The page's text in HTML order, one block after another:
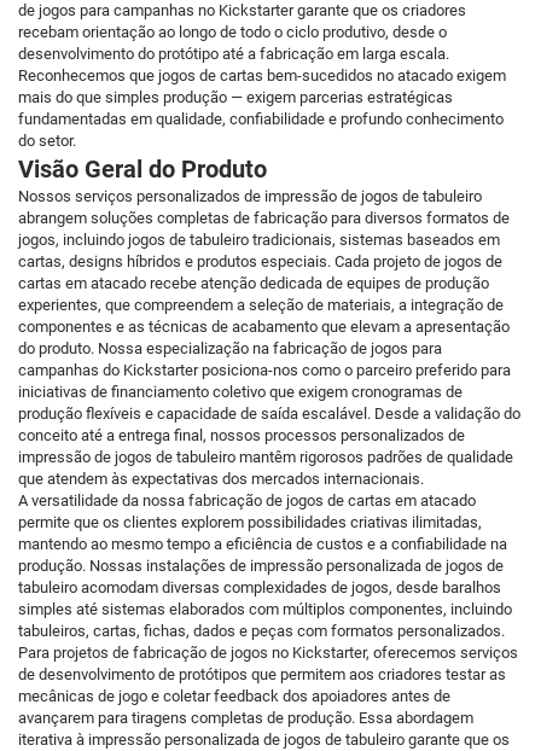
de jogos para campanhas no Kickstarter garante que os criadores
recebam orientação ao longo de todo o ciclo produtivo, desde o
desenvolvimento do protótipo até a fabricação em larga escala.
Reconhecemos que jogos de cartas bem-sucedidos no atacado exigem
mais do que simples produção — exigem parcerias estratégicas
fundamentadas em qualidade, confiabilidade e profundo conhecimento
do setor.
Visão Geral do Produto
Nossos serviços personalizados de impressão de jogos de tabuleiro
abrangem soluções completas de fabricação para diversos formatos de
jogos, incluindo jogos de tabuleiro tradicionais, sistemas baseados em
cartas, designs híbridos e produtos especiais. Cada projeto de jogos de
cartas em atacado recebe atenção dedicada de equipes de produção
experientes, que compreendem a seleção de materiais, a integração de
componentes e as técnicas de acabamento que elevam a apresentação
do produto. Nossa especialização na fabricação de jogos para
campanhas do Kickstarter posiciona-nos como o parceiro preferido para
iniciativas de financiamento coletivo que exigem cronogramas de
produção flexíveis e capacidade de saída escalável. Desde a validação do
conceito até a entrega final, nossos processos personalizados de
impressão de jogos de tabuleiro mantêm rigorosos padrões de qualidade
que atendem às expectativas dos mercados internacionais.
A versatilidade da nossa fabricação de jogos de cartas em atacado
permite que os clientes explorem possibilidades criativas ilimitadas,
mantendo ao mesmo tempo a eficiência de custos e a confiabilidade na
produção. Nossas instalações de impressão personalizada de jogos de
tabuleiro acomodam diversas complexidades de jogos, desde baralhos
simples até sistemas elaborados com múltiplos componentes, incluindo
tabuleiros, cartas, fichas, dados e peças com formatos personalizados.
Para projetos de fabricação de jogos no Kickstarter, oferecemos serviços
de desenvolvimento de protótipos que permitem aos criadores testar as
mecânicas de jogo e coletar feedback dos apoiadores antes de
avançarem para tiragens completas de produção. Essa abordagem
iterativa à impressão personalizada de jogos de tabuleiro garante que os